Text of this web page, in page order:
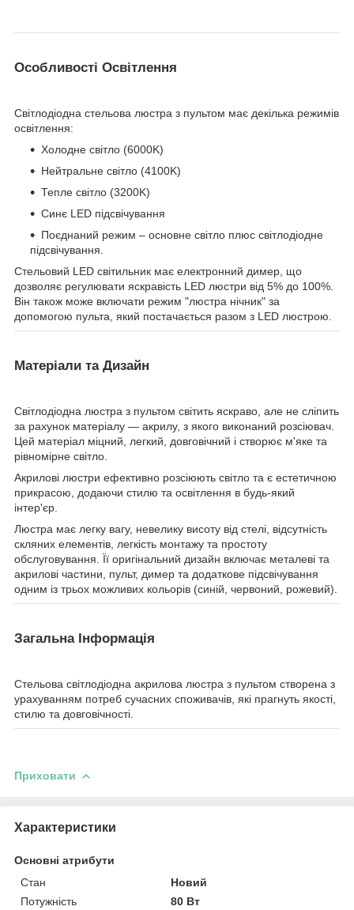
Особливості Освітлення
Світлодіодна стельова люстра з пультом має декілька режимів
освітлення:
Холодне світло (6000K)
Нейтральне світло (4100K)
Тепле світло (3200K)
Синє LED підсвічування
Поєднаний режим – основне світло плюс світлодіодне
підсвічування.
Стельовий LED світильник має електронний димер, що
дозволяє регулювати яскравість LED люстри від 5% до 100%.
Він також може включати режим "люстра нічник" за
допомогою пульта, який постачається разом з LED люстрою.
Матеріали та Дизайн
Світлодіодна люстра з пультом світить яскраво, але не сліпить
за рахунок матеріалу — акрилу, з якого виконаний розсіювач.
Цей матеріал міцний, легкий, довговічний і створює м'яке та
рівномірне світло.
Акрилові люстри ефективно розсіюють світло та є естетичною
прикрасою, додаючи стилю та освітлення в будь-який
інтер'єр.
Люстра має легку вагу, невелику висоту від стелі, відсутність
скляних елементів, легкість монтажу та простоту
обслуговування. Її оригінальний дизайн включає металеві та
акрилові частини, пульт, димер та додаткове підсвічування
одним із трьох можливих кольорів (синій, червоний, рожевий).
Загальна Інформація
Стельова світлодіодна акрилова люстра з пультом створена з
урахуванням потреб сучасних споживачів, які прагнуть якості,
стилю та довговічності.
Приховати
Характеристики
Основні атрибути
Стан
Новий
Потужність
80 Вт